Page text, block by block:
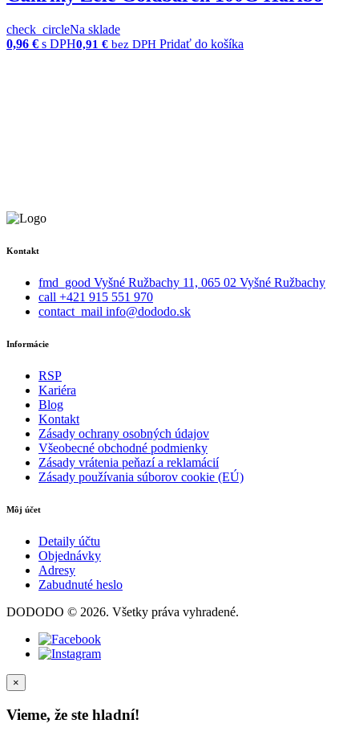
check_circleNa sklade
0,96 € s DPH0,91 € bez DPH Pridať do košíka
Kontakt
fmd_good Vyšné Ružbachy 11, 065 02 Vyšné Ružbachy
call +421 915 551 970
contact_mail info@dododo.sk
Informácie
RSP
Kariéra
Blog
Kontakt
Zásady ochrany osobných údajov
Všeobecné obchodné podmienky
Zásady vrátenia peňazí a reklamácií
Zásady používania súborov cookie (EÚ)
Môj účet
Detaily účtu
Objednávky
Adresy
Zabudnuté heslo
DODODO © 2026. Všetky práva vyhradené.
×
Vieme, že ste hladní!